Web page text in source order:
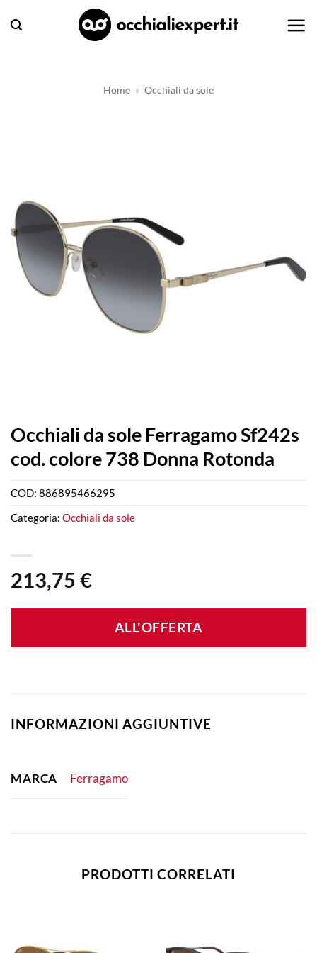
Home » Occhiali da sole
Occhiali da sole Ferragamo Sf242s
cod. colore 738 Donna Rotonda
213,75 €
ALL'OFFERTA
COD: 886895466295
Categoria: Occhiali da sole
INFORMAZIONI AGGIUNTIVE
MARCA Ferragamo
PRODOTTI CORRELATI